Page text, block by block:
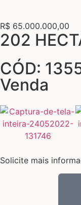
R$ 65.000.000,00
202
CÓD:
Venda
Solicite mais